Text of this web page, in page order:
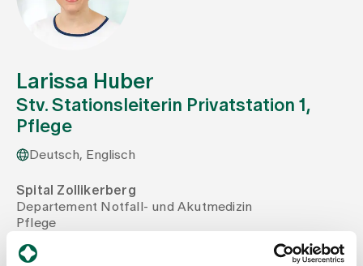
Fachbereiche
Aufenthalt
Team
Zuweisende
Events
Larissa Huber
Stv. Stationsleiterin Privatstation 1,
Pflege
Deutsch, Englisch
Spital Zollikerberg
Departement Notfall- und Akutmedizin
Pflege
8125 Zollikerberg